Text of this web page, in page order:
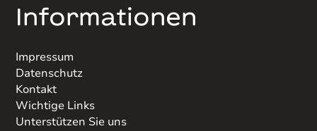
Informationen
Impressum
Datenschutz
Kontakt
Wichtige Links
Unterstützen Sie uns